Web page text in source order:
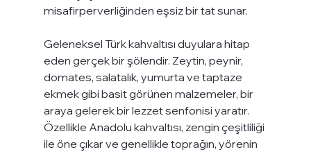
misafirperverliğinden eşsiz bir tat sunar.
Geleneksel Türk kahvaltısı duyulara hitap
eden gerçek bir şölendir. Zeytin, peynir,
domates, salatalık, yumurta ve taptaze
ekmek gibi basit görünen malzemeler, bir
araya gelerek bir lezzet senfonisi yaratır.
Özellikle Anadolu kahvaltısı, zengin çeşitliliği
ile öne çıkar ve genellikle toprağın, yörenin